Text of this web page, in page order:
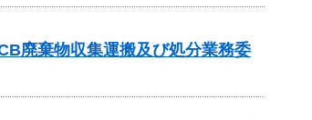
廃棄物収集運搬及び処分業務委